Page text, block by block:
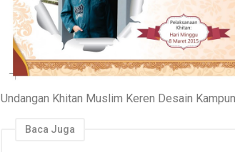
Undangan Khitan Muslim Keren Desain
Baca Juga